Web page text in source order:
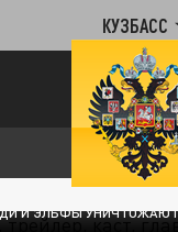
КУЗБАСС
И ЭЛЬФЫ УНИЧТОЖАЮТ